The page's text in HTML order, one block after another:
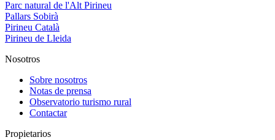
Parc natural de l'Alt Pirineu
Pallars Sobirà
Pirineu Català
Pirineu de Lleida
Nosotros
Sobre nosotros
Notas de prensa
Observatorio turismo rural
Contactar
Propietarios